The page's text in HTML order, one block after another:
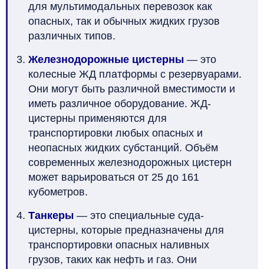
для мультимодальных перевозок как
опасных, так и обычных жидких грузов
различных типов.
Железнодорожные цистерны — это
колесные ЖД платформы с резервуарами.
Они могут быть различной вместимости и
иметь различное оборудование. ЖД-
цистерны применяются для
транспортировки любых опасных и
неопасных жидких субстанций. Объём
современных железнодорожных цистерн
может варьироваться от 25 до 161
кубометров.
Танкеры — это специальные суда-
цистерны, которые предназначены для
транспортировки опасных наливных
грузов, таких как нефть и газ. Они